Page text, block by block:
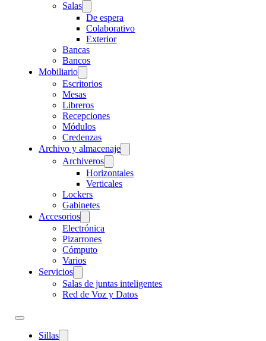
Salas
De espera
Colaborativo
Exterior
Bancas
Bancos
Mobiliario
Escritorios
Mesas
Libreros
Recepciones
Módulos
Credenzas
Archivo y almacenaje
Archiveros
Horizontales
Verticales
Lockers
Gabinetes
Accesorios
Electrónica
Pizarrones
Cómputo
Varios
Servicios
Salas de juntas inteligentes
Red de Voz y Datos
Sillas